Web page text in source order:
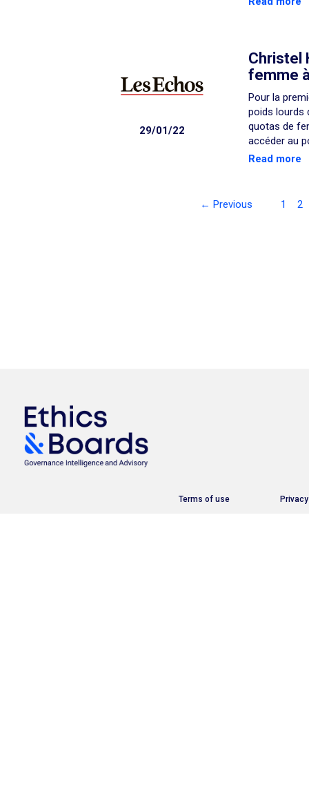
Christel
femme
Pour la
poids lourds
quotas de
accéder au
Read more
29/01/22
← Previous 1 2
Terms of use